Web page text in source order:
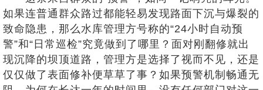
如果连普通群众路过都能轻易发现路面下沉与爆裂的
致命隐患，那么水库管理方号称的“24小时自动预
警”和“日常巡检”究竟做到了哪里？面对刚翻修就出
现沉降的坝顶道路，管理方是选择了视而不见，还是
仅仅做了表面修补便草草了事？如果预警机制畅通无